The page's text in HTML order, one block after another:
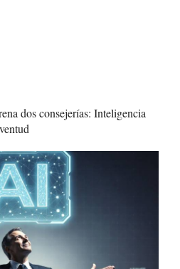
dos consejerías: Inteligencia